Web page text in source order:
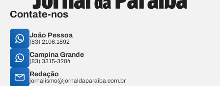
Contate-nos
João Pessoa
(83) 2106.1892
Campina Grande
(83) 3315-3204
Redação
jornalismo@jornaldaparaiba.com.br